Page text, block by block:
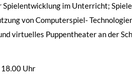
Spielentwicklung im Unterricht;
von Computerspiel-
virtuelles Puppentheater an der
Uhr